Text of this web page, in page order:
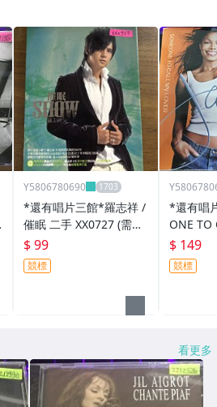
Y5806780690
*還有唱片三館*羅志祥 /
催眠 二手 XX0727 (需競
標)
$ 99
競標
*還有唱
ONE TO
R 二手
$ 149
競標
看更多